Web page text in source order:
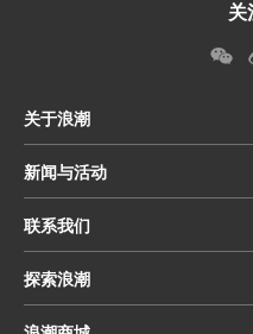
关
关于浪潮
新闻与活动
联系我们
探索浪潮